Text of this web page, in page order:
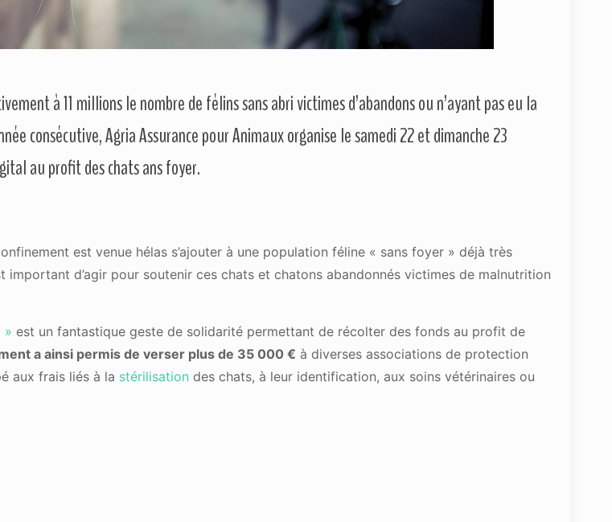
à 11 millions le nombre de félins sans abri victimes d’abandons ou n’ayant pas eu la
consécutive, Agria Assurance pour Animaux organise le samedi 22 et dimanche 23
au profit des chats ans foyer.
est venue hélas s’ajouter à une population féline « sans foyer » déjà très
d’agir pour soutenir ces chats et chatons abandonnés victimes de malnutrition
» est un fantastique geste de solidarité permettant de récolter des fonds au profit de
a ainsi permis de verser plus de 35 000 € à diverses associations de protection
aux frais liés à la stérilisationdes chats, à leur identification, aux soins vétérinaires ou